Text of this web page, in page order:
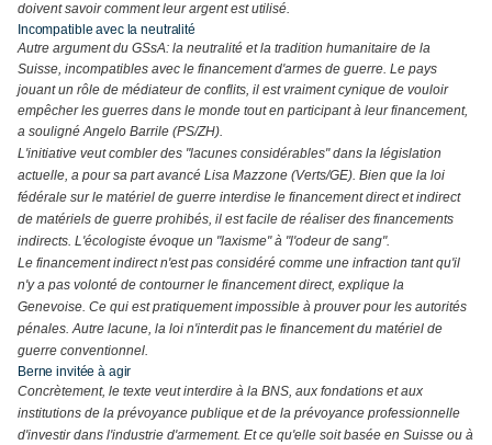
doivent savoir comment leur argent est utilisé.
Incompatible avec la neutralité
Autre argument du GSsA: la neutralité et la tradition humanitaire de la
Suisse, incompatibles avec le financement d'armes de guerre. Le pays
jouant un rôle de médiateur de conflits, il est vraiment cynique de vouloir
empêcher les guerres dans le monde tout en participant à leur financement,
a souligné Angelo Barrile (PS/ZH).
L'initiative veut combler des "lacunes considérables" dans la législation
actuelle, a pour sa part avancé Lisa Mazzone (Verts/GE). Bien que la loi
fédérale sur le matériel de guerre interdise le financement direct et indirect
de matériels de guerre prohibés, il est facile de réaliser des financements
indirects. L'écologiste évoque un "laxisme" à "l'odeur de sang".
Le financement indirect n'est pas considéré comme une infraction tant qu'il
n'y a pas volonté de contourner le financement direct, explique la
Genevoise. Ce qui est pratiquement impossible à prouver pour les autorités
pénales. Autre lacune, la loi n'interdit pas le financement du matériel de
guerre conventionnel.
Berne invitée à agir
Concrètement, le texte veut interdire à la BNS, aux fondations et aux
institutions de la prévoyance publique et de la prévoyance professionnelle
d'investir dans l'industrie d'armement. Et ce qu'elle soit basée en Suisse ou à